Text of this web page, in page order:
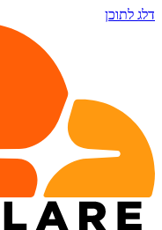
דלג לתוכן